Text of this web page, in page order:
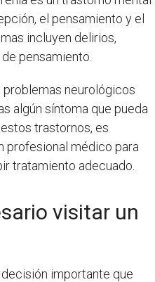
el pensamiento y el
incluyen delirios,
pensamiento.
problemas neurológicos
algún síntoma que pueda
trastornos, es
profesional médico para
tratamiento adecuado.
visitar un
decisión importante que